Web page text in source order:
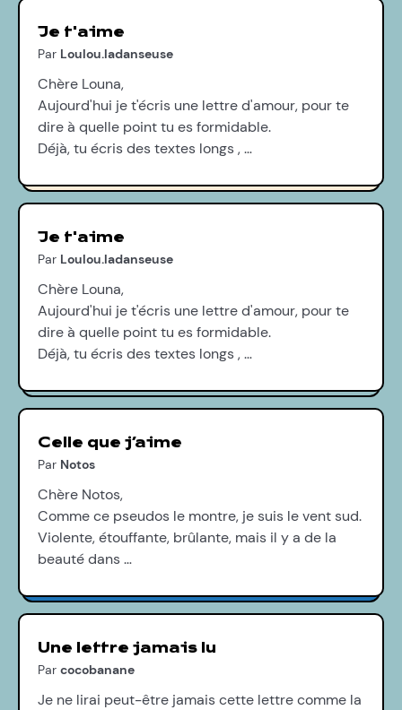
Je t'aime
Par Loulou.ladanseuse
Chère Louna,
Aujourd'hui je t'écris une lettre d'amour, pour te
dire à quelle point tu es formidable.
Déjà, tu écris des textes longs , …
Je t'aime
Par Loulou.ladanseuse
Chère Louna,
Aujourd'hui je t'écris une lettre d'amour, pour te
dire à quelle point tu es formidable.
Déjà, tu écris des textes longs , …
Celle que j’aime
Par Notos
Chère Notos,
Comme ce pseudos le montre, je suis le vent sud.
Violente, étouffante, brûlante, mais il y a de la
beauté dans …
Une lettre jamais lu
Par cocobanane
Je ne lirai peut-être jamais cette lettre comme la